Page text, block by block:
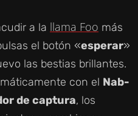
a la llama Foo más
el botón «esperar»
las bestias brillantes.
con el Nab-
de captura, los